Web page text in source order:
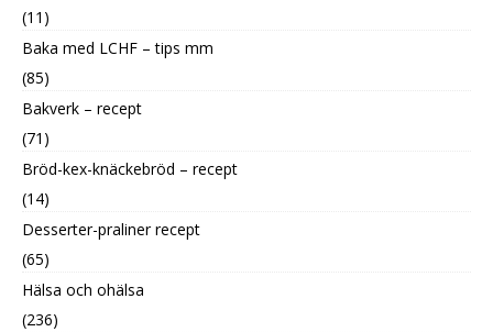
(11)
Baka med LCHF – tips mm
(85)
Bakverk – recept
(71)
Bröd-kex-knäckebröd – recept
(14)
Desserter-praliner recept
(65)
Hälsa och ohälsa
(236)